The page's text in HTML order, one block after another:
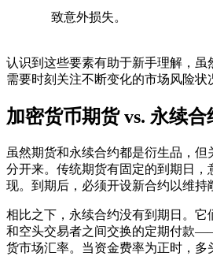
致意外损失。
认识到这些要素有助于新手理解，虽
需要时刻关注不断变化的市场风险状
加密货币期货 vs. 永续合
虽然期货和永续合约都是衍生品，但
分开来。传统期货有固定的到期日，
现。到期后，必须开设新合约以维持
相比之下，永续合约没有到期日。它
和空头交易者之间交换的定期付款
货市场汇率。当资金费率为正时，多